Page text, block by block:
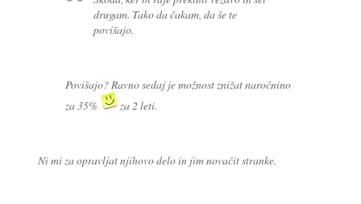
drugam. Tako da čakam, da še te
povišajo.
Povišajo? Ravno sedaj je možnost znižat naročnino
za 35%
za 2 leti.
Ni mi za opravljat njihovo delo in jim novačit stranke.